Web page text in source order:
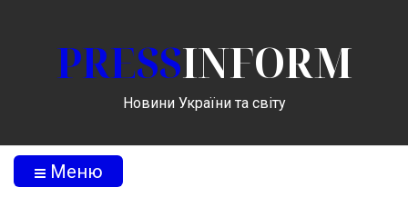
PRESSINFORM
Новини України та світу
Меню